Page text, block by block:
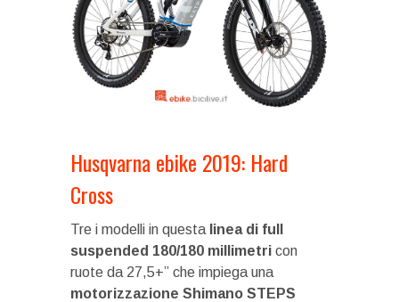
Husqvarna ebike 2019: Hard
Cross
Tre i modelli in questa linea di full
suspended 180/180 millimetri con
ruote da 27,5+” che impiega una
motorizzazione Shimano STEPS